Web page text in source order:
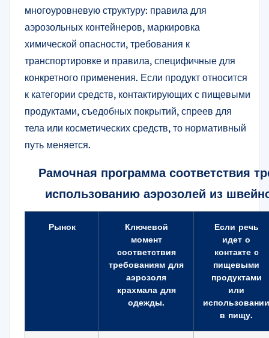
многоуровневую структуру: правила для
аэрозольных контейнеров, маркировка
химической опасности, требования к
транспортировке и правила, специфичные для
конкретного применения. Если продукт относится
к категории средств, контактирующих с пищевыми
продуктами, съедобных покрытий, спреев для
тела или косметических средств, то нормативный
путь меняется.
Рамочная программа соответствия
использованию аэрозолей из
Рынок
Ключевой
момент
соответствия
требованиям для
аэрозоля
крахмала для
одежды.
Если речь
идет о
контакте с
пищевыми
продуктами
или
использовании
в пищу.